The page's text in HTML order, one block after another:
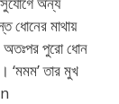
ধোনের মাথায়
অতঃপর পুরো ধোন
‘মমম’ তার মুখ